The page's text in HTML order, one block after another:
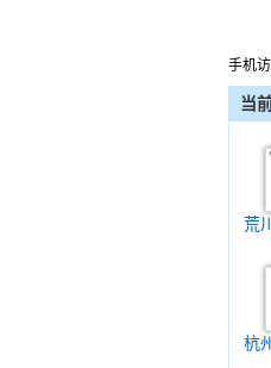
手机访
当
荒
杭